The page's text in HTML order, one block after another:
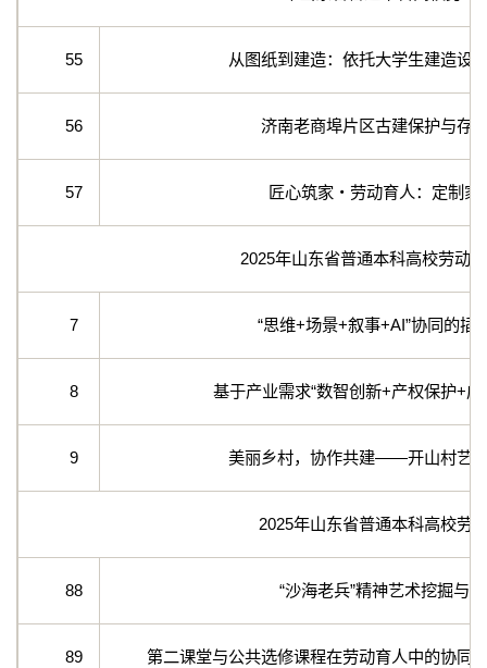
55 从图纸到建造：依托大学生建造设
56 济南老商埠片区古建保护与存
57 匠心筑家・劳动育人：定制
2025年山东省普通本科高校劳动
7 “思维+场景+叙事+AI”协同的插
8 基于产业需求“数智创新+产权保护+
9 美丽乡村，协作共建——开山村艺
2025年山东省普通本科高校劳
88 “沙海老兵”精神艺术挖掘
89 第二课堂与公共选修课程在劳动育人中的协